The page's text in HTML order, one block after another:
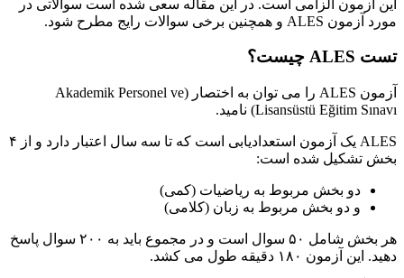
این آزمون الزامی است. در این مقاله سعی شده است سوالاتی در
مورد آزمون ALES و همچنین برخی سوالات رایج مطرح شود.
تست ALES چیست؟
آزمون ALES را می توان به اختصار (Akademik Personel ve
Lisansüstü Eğitim Sınavı) نامید.
ALES یک آزمون استعدادیابی است که تا سه سال اعتبار دارد و از ۴
بخش تشکیل شده است:
دو بخش مربوط به ریاضیات (کمی)
و دو بخش مربوط به زبان (کلامی)
هر بخش شامل ۵۰ سوال است و در مجموع باید به ۲۰۰ سوال پاسخ
دهید. این آزمون ۱۸۰ دقیقه طول می کشد.